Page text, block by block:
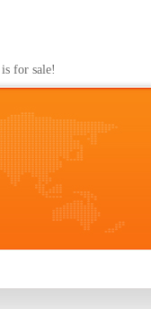
for sale!